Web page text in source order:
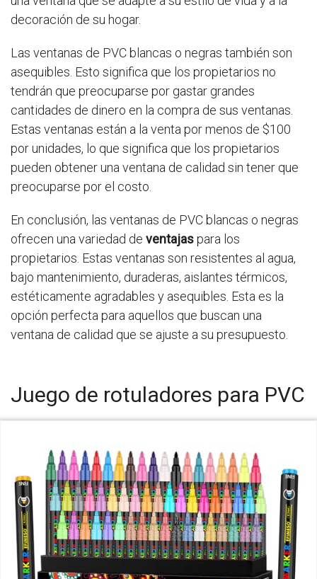
decoración de su hogar.
Las ventanas de PVC blancas o negras también son
asequibles. Esto significa que los propietarios no
tendrán que preocuparse por gastar grandes
cantidades de dinero en la compra de sus ventanas.
Estas ventanas están a la venta por menos de $100
por unidades, lo que significa que los propietarios
pueden obtener una ventana de calidad sin tener que
preocuparse por el costo.
En conclusión, las ventanas de PVC blancas o negras
ofrecen una variedad de ventajaspara los
propietarios. Estas ventanas son resistentes al agua,
bajo mantenimiento, duraderas, aislantes térmicos,
estéticamente agradables y asequibles. Esta es la
opción perfecta para aquellos que buscan una
ventana de calidad que se ajuste a su presupuesto.
Juego de rotuladores para PVC